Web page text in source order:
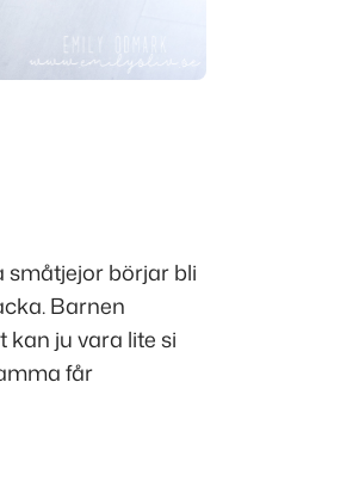
småtjejor börjar bli
Barnen
ju vara lite si
får